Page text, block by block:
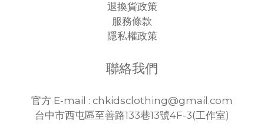
退換貨政策
服務條款
隱私權政策
聯絡我們
官方 E-mail : chkidsclothing@gmail.com
台中市西屯區至善路133巷13號4F-3(工作室)